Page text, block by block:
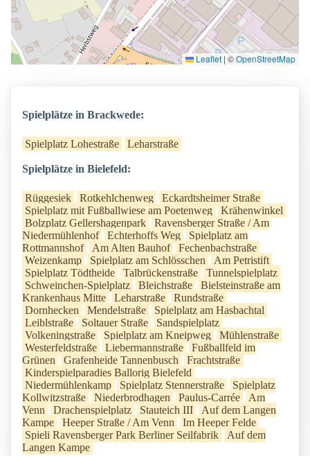
Leaflet | ©OpenStreetMap
Spielplätze in Brackwede:
Spielplatz Lohestraße Leharstraße
Spielplätze in Bielefeld:
Rüggesiek Rotkehlchenweg
Eckardtsheimer Straße
Spielplatz mit Fußballwiese am Poetenweg
Krähenwinkel
Bolzplatz Gellershagenpark
Ravensberger Straße / Am
Niedermühlenhof
Echterhoffs Weg
Spielplatz am
Rottmannshof
Am Alten Bauhof
Fechenbachstraße
Weizenkamp
Spielplatz am Schlösschen
Am Petristift
Spielplatz Tödtheide
Talbrückenstraße
Tunnelspielplatz
Schweinchen-Spielplatz
Bleichstraße
Bielsteinstraße am
Krankenhaus Mitte
Leharstraße
Rundstraße
Dornhecken
Mendelstraße
Spielplatz am Hasbachtal
Leiblstraße
Soltauer Straße
Sandspielplatz
Volkeningstraße
Spielplatz am Kneipweg
Mühlenstraße
Westerfeldstraße
Liebermannstraße
Fußballfeld im
Grünen
Grafenheide Tannenbusch
Frachtstraße
Kinderspielparadies Ballorig Bielefeld
Niedermühlenkamp
Spielplatz Stennerstraße
Spielplatz
Kollwitzstraße
Niederbrodhagen Paulus-Carrée
Am
Venn
Drachenspielplatz Stauteich III
Auf dem Langen
Kampe
Heeper Straße / Am Venn
Im Heeper Felde
Spieli Ravensberger Park Berliner Seilfabrik
Auf dem
Langen Kampe